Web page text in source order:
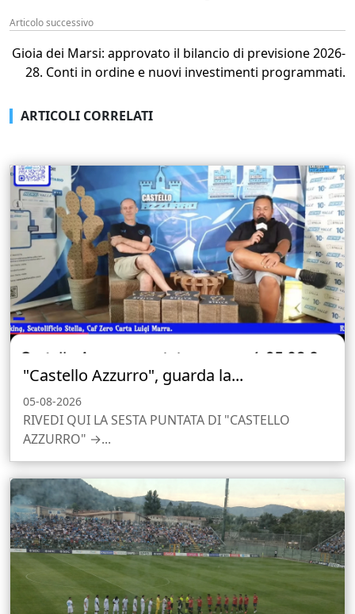
Articolo successivo
Gioia dei Marsi: approvato il bilancio di previsione 2026-
28. Conti in ordine e nuovi investimenti programmati.
ARTICOLI CORRELATI
"Castello Azzurro", guarda la...
05-08-2026
RIVEDI QUI LA SESTA PUNTATA DI "CASTELLO
AZZURRO" →...